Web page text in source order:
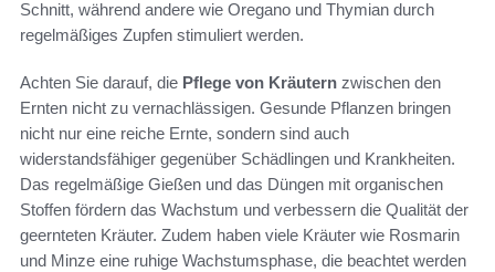
Schnitt, während andere wie Oregano und Thymian durch
regelmäßiges Zupfen stimuliert werden.
Achten Sie darauf, die Pflege von Kräutern zwischen den
Ernten nicht zu vernachlässigen. Gesunde Pflanzen bringen
nicht nur eine reiche Ernte, sondern sind auch
widerstandsfähiger gegenüber Schädlingen und Krankheiten.
Das regelmäßige Gießen und das Düngen mit organischen
Stoffen fördern das Wachstum und verbessern die Qualität der
geernteten Kräuter. Zudem haben viele Kräuter wie Rosmarin
und Minze eine ruhige Wachstumsphase, die beachtet werden